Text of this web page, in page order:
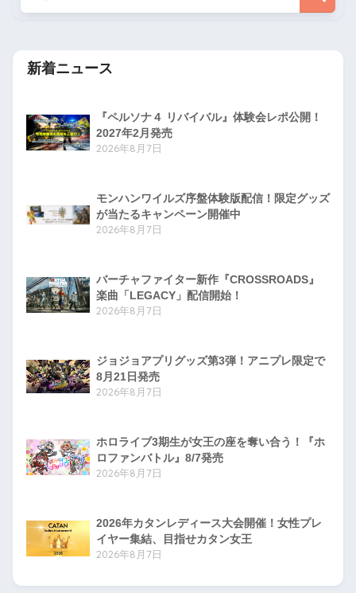
新着ニュース
『ペルソナ４ リバイバル』体験会レポ公開！
2027年2月発売
2026年8月7日
モンハンワイルズ序盤体験版配信！限定グッズ
が当たるキャンペーン開催中
2026年8月7日
バーチャファイター新作『CROSSROADS』
楽曲「LEGACY」配信開始！
2026年8月7日
ジョジョアプリグッズ第3弾！アニプレ限定で
8月21日発売
2026年8月7日
ホロライブ3期生が女王の座を奪い合う！『ホ
ロファンバトル』8/7発売
2026年8月7日
2026年カタンレディース大会開催！女性プレ
イヤー集結、目指せカタン女王
2026年8月7日